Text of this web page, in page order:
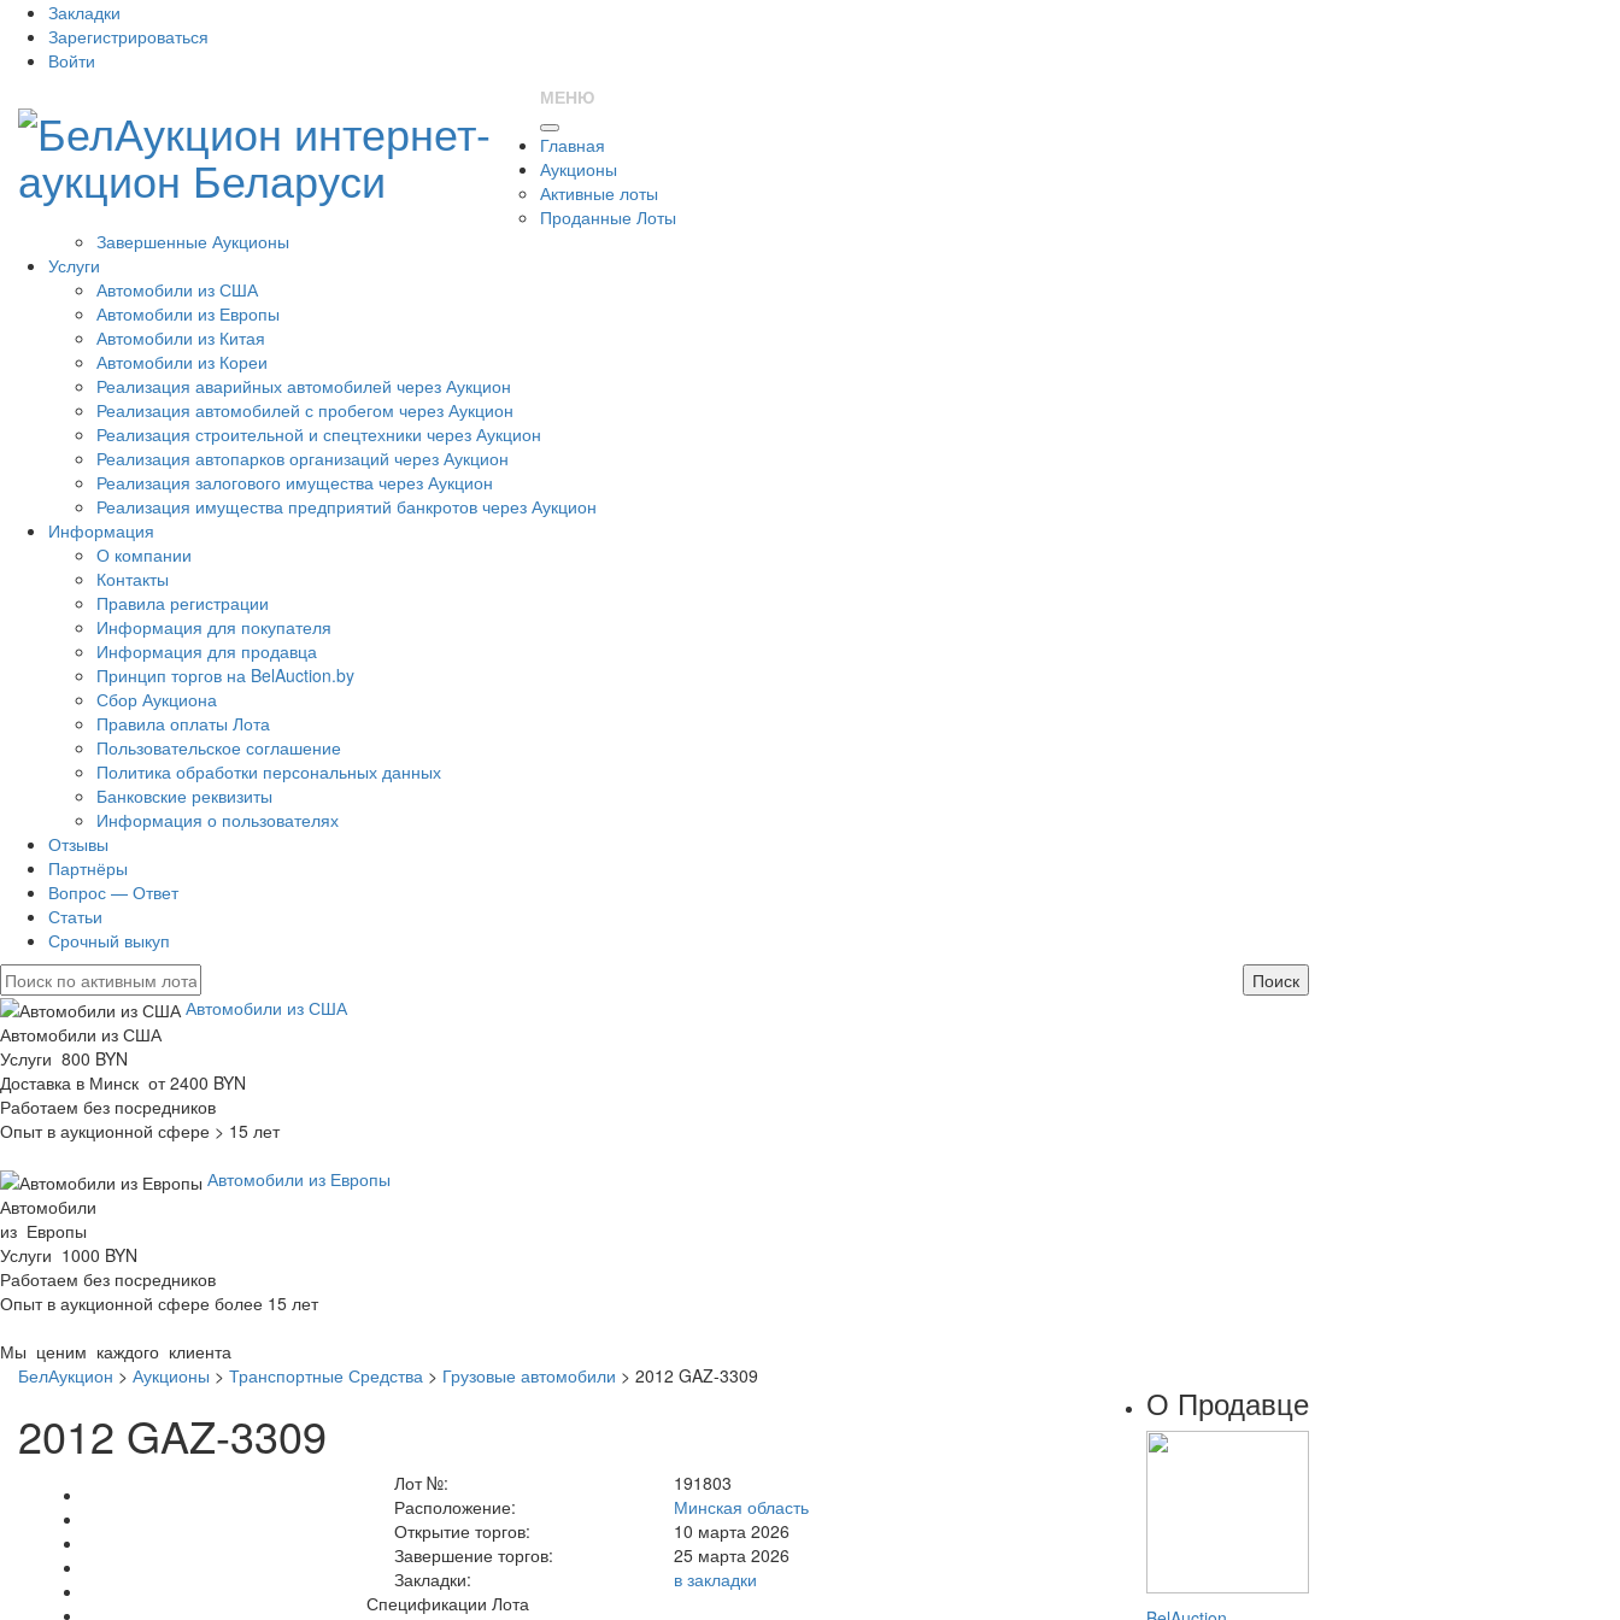
Закладки
Зарегистрироваться
Войти
МЕНЮ
Главная
Аукционы
Активные лоты
Проданные Лоты
Завершенные Аукционы
Услуги
Автомобили из США
Автомобили из Европы
Автомобили из Китая
Автомобили из Кореи
Реализация аварийных автомобилей через Аукцион
Реализация автомобилей с пробегом через Аукцион
Реализация строительной и спецтехники через Аукцион
Реализация автопарков организаций через Аукцион
Реализация залогового имущества через Аукцион
Реализация имущества предприятий банкротов через Аукцион
Информация
О компании
Контакты
Правила регистрации
Информация для покупателя
Информация для продавца
Принцип торгов на BelAuction.by
Сбор Аукциона
Правила оплаты Лота
Пользовательское соглашение
Политика обработки персональных данных
Банковские реквизиты
Информация о пользователях
Отзывы
Партнёры
Вопрос — Ответ
Статьи
Срочный выкуп
Автомобили из США
Автомобили из США
Услуги 800 BYN
Доставка в Минск от 2400 BYN
Работаем без посредников
Опыт в аукционной сфере > 15 лет
Автомобили из Европы
Автомобили
из Европы
Услуги 1000 BYN
Работаем без посредников
Опыт в аукционной сфере более 15 лет
Мы ценим каждого клиента
БелАукцион > Аукционы > Транспортные Средства > Грузовые автомобили > 2012 GAZ-3309
2012 GAZ-3309
Лот №:
191803
Расположение:
Минская область
Открытие торгов:
10 марта 2026
Завершение торгов:
25 марта 2026
Закладки:
в закладки
Спецификации Лота
О Продавце